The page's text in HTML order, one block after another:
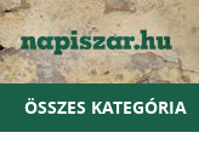
ÖSSZES KATEGÓRIA